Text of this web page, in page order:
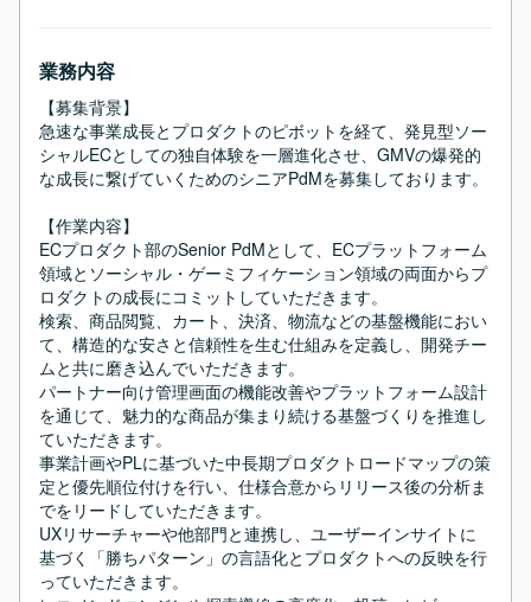
業務内容
【募集背景】
急速な事業成長とプロダクトのピボットを経て、発見型ソー
シャルECとしての独自体験を一層進化させ、GMVの爆発的
な成長に繋げていくためのシニアPdMを募集しております。
【作業内容】
ECプロダクト部のSenior PdMとして、ECプラットフォーム
領域とソーシャル・ゲーミフィケーション領域の両面からプ
ロダクトの成長にコミットしていただきます。
検索、商品閲覧、カート、決済、物流などの基盤機能におい
て、構造的な安さと信頼性を生む仕組みを定義し、開発チー
ムと共に磨き込んでいただきます。
パートナー向け管理画面の機能改善やプラットフォーム設計
を通じて、魅力的な商品が集まり続ける基盤づくりを推進し
ていただきます。
事業計画やPLに基づいた中長期プロダクトロードマップの策
定と優先順位付けを行い、仕様合意からリリース後の分析ま
でをリードしていただきます。
UXリサーチャーや他部門と連携し、ユーザーインサイトに
基づく「勝ちパターン」の言語化とプロダクトへの反映を行
っていただきます。